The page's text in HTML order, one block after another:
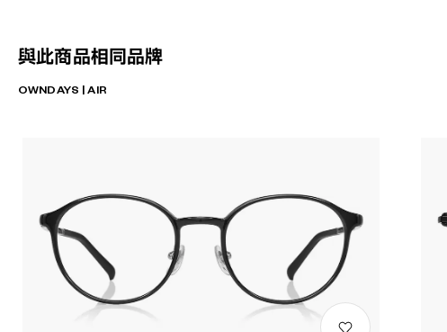
與此商品相同品牌
OWNDAYS | AIR